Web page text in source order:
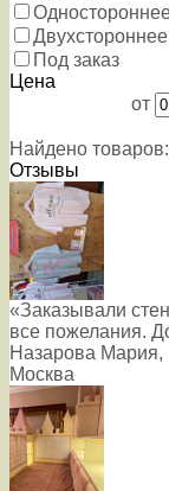
Двухстороннее
Под заказ
Цена
от
Найдено товаров:
Отзывы
«Заказывали
все пожелания.
Назарова Мария,
Москва